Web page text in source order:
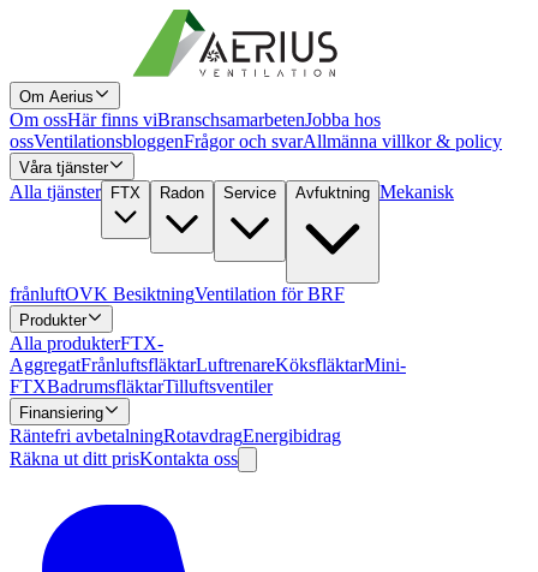
Om Aerius
Om ossHär finns viBranschsamarbetenJobba hos
ossVentilationsbloggenFrågor och svarAllmänna villkor & policy
Våra tjänster
Alla tjänster FTX Radon Service Avfuktning Mekanisk
frånluftOVK BesiktningVentilation för BRF
Produkter
Alla produkterFTX-
AggregatFrånluftsfläktarLuftrenareKöksfläktarMini-
FTXBadrumsfläktarTilluftsventiler
Finansiering
Räntefri avbetalningRotavdragEnergibidrag
Räkna ut ditt prisKontakta oss